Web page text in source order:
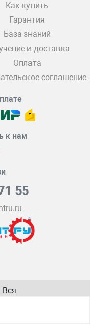
Как купить
Гарантия
База знаний
и доставка
Оплата
соглашение
к нам
55
Вся